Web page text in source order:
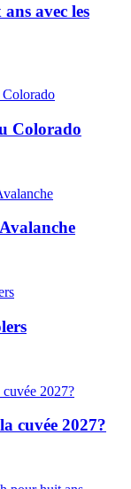
avec les
Colorado
cuvée 2027?